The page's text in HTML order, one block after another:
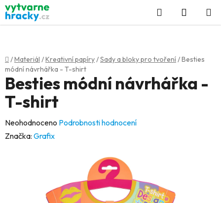
Přejít
na
obsah
Hledat
KOŠÍK
Domů
/Materiál /Kreativní papíry/Sady a bloky pro tvoření/Besties
módní návrhářka - T-shirt
Besties módní návrhářka -
T-shirt
Průměrné
hodnocení
Neohodnoceno Podrobnosti hodnocení
Značka: Grafix